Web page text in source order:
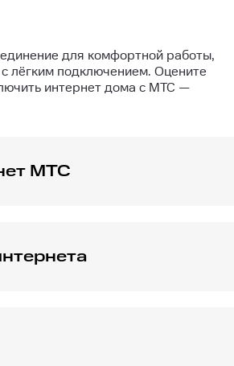
для комфортной работы,
лёгким подключением. Оцените
интернет дома с МТС —
МТС